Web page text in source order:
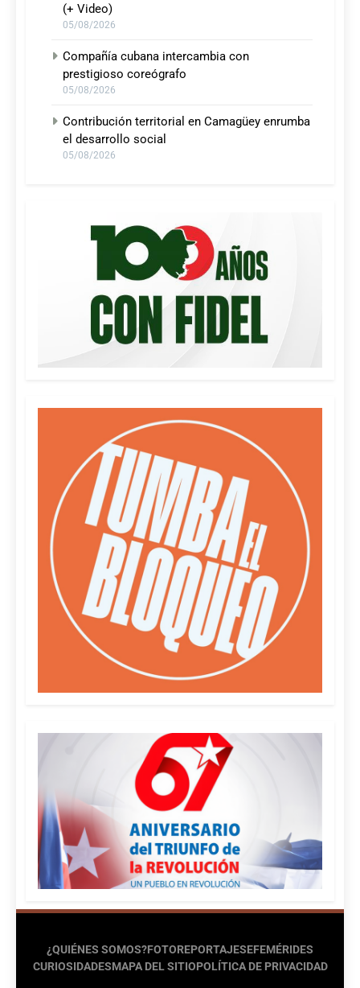
(+ Video)
05/08/2026
Compañía cubana intercambia con
prestigioso coreógrafo
05/08/2026
Contribución territorial en Camagüey enrumba
el desarrollo social
05/08/2026
¿QUIÉNES SOMOS?FOTOREPORTAJESEFEMÉRIDES
CURIOSIDADESMAPA DEL SITIOPOLÍTICA DE PRIVACIDAD